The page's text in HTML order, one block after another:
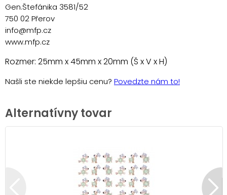
Gen.Štefánika 3581/52
750 02 Přerov
info@mfp.cz
www.mfp.cz
Rozmer: 25mm x 45mm x 20mm (Š x V x H)
Našli ste niekde lepšiu cenu? Povedzte nám to!
Alternatívny tovar